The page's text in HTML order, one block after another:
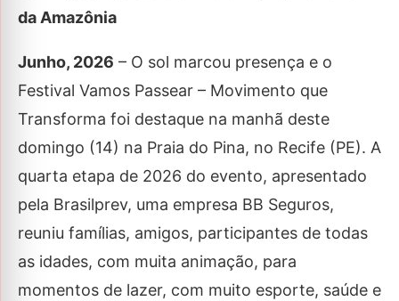
da Amazônia
Junho, 2026 – O sol marcou presença e o
Festival Vamos Passear – Movimento que
Transforma foi destaque na manhã deste
domingo (14) na Praia do Pina, no Recife (PE). A
quarta etapa de 2026 do evento, apresentado
pela Brasilprev, uma empresa BB Seguros,
reuniu famílias, amigos, participantes de todas
as idades, com muita animação, para
momentos de lazer, com muito esporte, saúde e